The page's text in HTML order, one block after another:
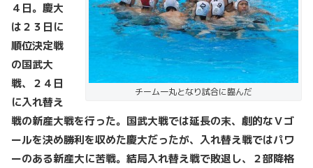
チーム一丸となり試合に臨んだ
４日。慶大
は２３日に
順位決定戦
の国武大
戦、２４日
に入れ替え
戦の新産大戦を行った。国武大戦では延長の末、劇的なＶゴ
ールを決め勝利を収めた慶大だったが、入れ替え戦ではパワ
ーのある新産大に苦戦。結局入れ替え戦で敗退し、２部降格